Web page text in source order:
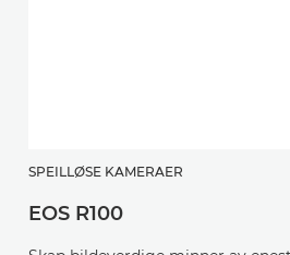
SPEILLØSE KAMERAER
EOS R100